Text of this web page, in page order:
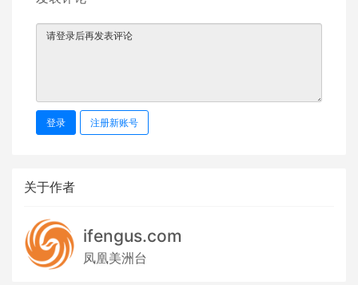
登录 注册新账号
关于作者
ifengus.com
凤凰美洲台